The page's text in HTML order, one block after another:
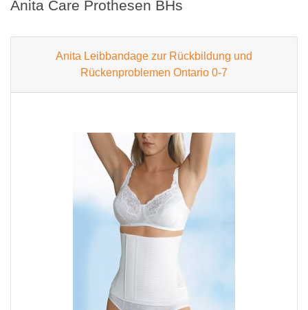
Anita Care Prothesen BHs
Anita Leibbandage zur Rückbildung und
Rückenproblemen Ontario 0-7